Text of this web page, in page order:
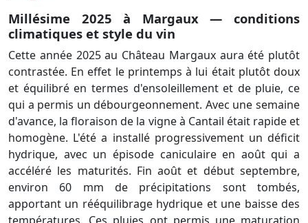
Millésime 2025 à Margaux — conditions
climatiques et style du vin
Cette année 2025 au Château Margaux aura été plutôt
contrastée. En effet le printemps à lui était plutôt doux
et équilibré en termes d'ensoleillement et de pluie, ce
qui a permis un débourgeonnement. Avec une semaine
d'avance, la floraison de la vigne à Cantail était rapide et
homogène. L'été a installé progressivement un déficit
hydrique, avec un épisode caniculaire en août qui a
accéléré les maturités. Fin août et début septembre,
environ 60 mm de précipitations sont tombés,
apportant un rééquilibrage hydrique et une baisse des